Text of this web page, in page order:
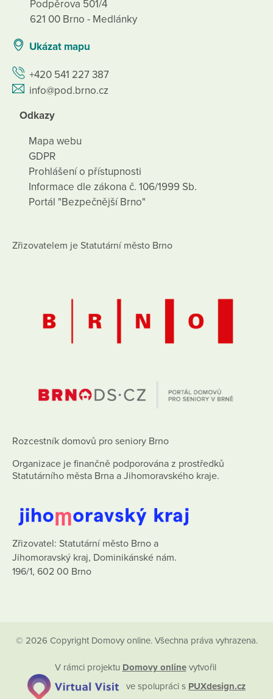
Podpěrova 501/4
621 00 Brno - Medlánky
Ukázat mapu
+420 541 227 387
info@pod.brno.cz
Odkazy
Mapa webu
GDPR
Prohlášení o přístupnosti
Informace dle zákona č. 106/1999 Sb.
Portál "Bezpečnější Brno"
Zřizovatelem je Statutární město Brno
Rozcestník domovů pro seniory Brno
Organizace je finančně podporována z prostředků
Statutárního města Brna a Jihomoravského kraje.
Zřizovatel: Statutární město Brno a
Jihomoravský kraj, Dominikánské nám.
196/1, 602 00 Brno
© 2026 Copyright Domovy online. Všechna práva vyhrazena.
V rámci projektu Domovy onlinevytvořil
ve spolupráci s PUXdesign.cz